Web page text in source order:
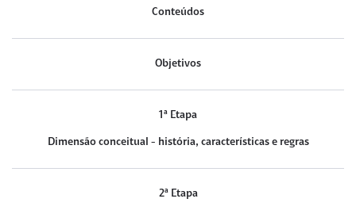
Conteúdos
Objetivos
1ª Etapa
Dimensão conceitual - história, características e regras
2ª Etapa